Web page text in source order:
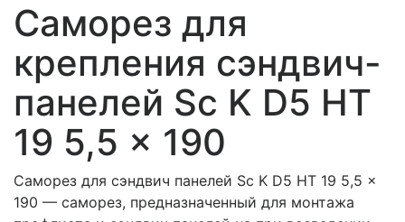
Саморез для
крепления сэндвич-
панелей Sc K D5 HT
19 5,5 x 190
Саморез для сэндвич панелей Sc K D5 HT 19 5,5 x
190 — саморез, предназначенный для монтажа